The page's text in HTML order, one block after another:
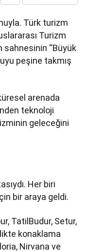
Türk turizm
Turizm
sahnesinin “Büyük
peşine takmış
arenada
teknoloji
geleceğini
Her biri
bir araya geldi.
TatilBudur, Setur,
konaklama
Nirvana ve